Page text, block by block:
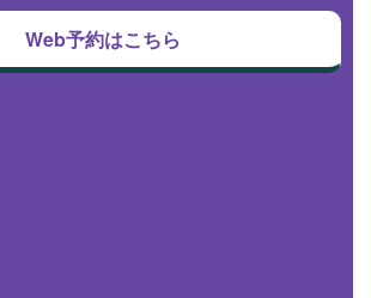
Web予約はこちら